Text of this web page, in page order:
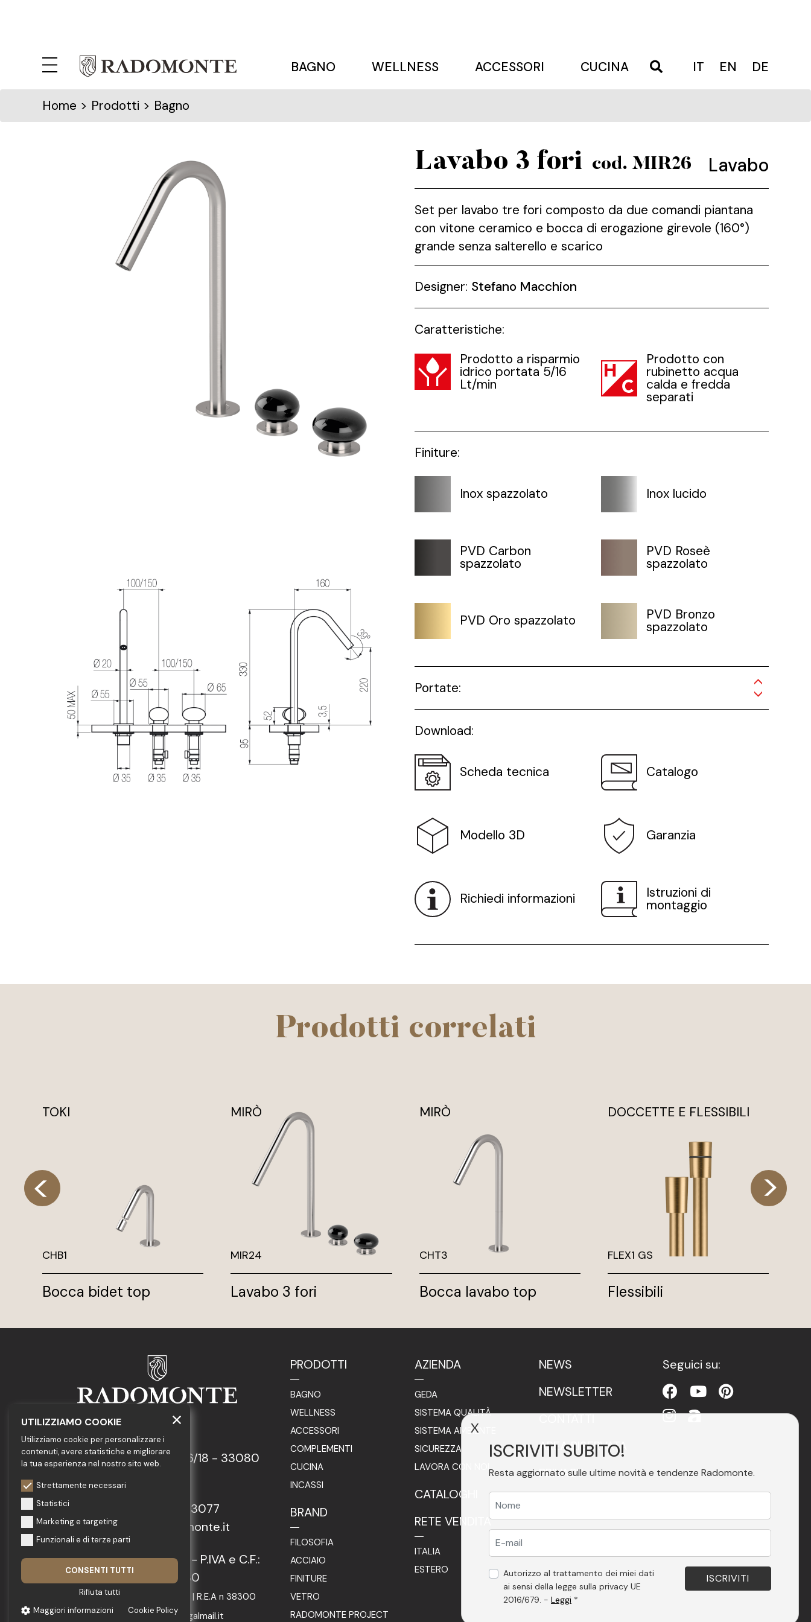
BAGNO WELLNESS ACCESSORI CUCINA IT EN DE
Home > Prodotti > Bagno
Lavabo 3 fori cod. MIR26 Lavabo
Set per lavabo tre fori composto da due comandi piantana
con vitone ceramico e bocca di erogazione girevole (160°)
grande senza salterello e scarico
Designer: Stefano Macchion
Caratteristiche:
Prodotto a risparmio
idrico portata 5/16
Lt/min
Prodotto con
rubinetto acqua
calda e fredda
separati
Finiture:
Inox spazzolato Inox lucido
PVD Carbon
spazzolato
PVD Roseè
spazzolato
PVD Oro spazzolato PVD Bronzo
spazzolato
Portate:
Download:
Scheda tecnica Catalogo
Modello 3D Garanzia
Richiedi informazioni Istruzioni di
montaggio
Prodotti correlati
TOKI
CHB1
Bocca bidet top
MIRÒ
MIR24
Lavabo 3 fori
MIRÒ
CHT3
Bocca lavabo top
DOCCETTE E FLESSIBILI
FLEX1 GS
Flessibili
GEDA S.r.l.
Via Maestri del Lavoro, 16/18 - 33080
Tel.: +39 0434 923077
E-mail: info@radomonte.it
© 2022-2026 GEDA S.r.l. - P.IVA e C.F.:
IT01018780930
Capitale Sociale € 103.000,00 | R.E.A n 38300
C.C.I.A.A. PN | geda1@legalmail.it
PRODOTTI
BAGNO
WELLNESS
ACCESSORI
COMPLEMENTI
CUCINA
INCASSI
BRAND
FILOSOFIA
ACCIAIO
FINITURE
VETRO
RADOMONTE PROJECT
AZIENDA
GEDA
SISTEMA QUALITÀ
SISTEMA AMBIENTE
SICUREZZA
LAVORA CON NOI
CATALOGHI
RETE VENDITA
ITALIA
ESTERO
NEWS
NEWSLETTER
CONTATTI
AREA RISERVATA
PRIVACY
Seguici su:
X
ISCRIVITI SUBITO!
Resta aggiornato sulle ultime novità e tendenze Radomonte.
Autorizzo al trattamento dei miei dati
ai sensi della legge sulla privacy UE
2016/679. - Leggi *
UTILIZZIAMO COOKIE
Utilizziamo cookie per personalizzare i
contenuti, avere statistiche e migliorare
la tua esperienza nel nostro sito web.
Strettamente necessari
Statistici
Marketing e targeting
Funzionali e di terze parti
CONSENTI TUTTI
Rifiuta tutti
Maggiori informazioni
Cookie Policy